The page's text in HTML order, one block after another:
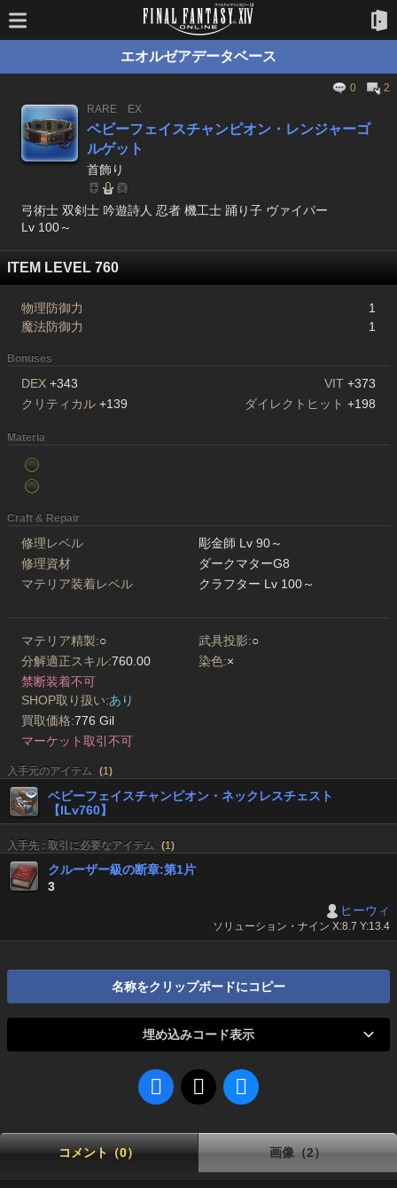
エオルゼアデータベース
0
2
RARE
EX
ベビーフェイスチャンピオン・レンジャーゴ
ルゲット
首飾り
弓術士 双剣士 吟遊詩人 忍者 機工士 踊り子 ヴァイパー
Lv 100～
ITEM LEVEL 760
物理防御力
1
魔法防御力
1
Bonuses
DEX +343 VIT +373
クリティカル +139 ダイレクトヒット +198
Materia
Craft & Repair
修理レベル
彫金師 Lv 90～
修理資材
ダークマターG8
マテリア装着レベル
クラフター Lv 100～
マテリア精製:○ 武具投影:○
分解適正スキル:760.00 染色:×
禁断装着不可
SHOP取り扱い:あり
買取価格:776 Gil
マーケット取引不可
入手元のアイテム (1)
ベビーフェイスチャンピオン・ネックレスチェスト
【ILv760】
入手先 : 取引に必要なアイテム (1)
クルーザー級の断章:第1片
3
ヒーウィ
ソリューション・ナイン X:8.7 Y:13.4
名称をクリップボードにコピー
埋め込みコード表示
コメント（0） 画像（2）